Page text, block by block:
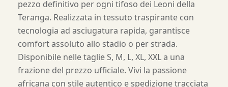
pezzo definitivo per ogni tifoso dei Leoni della
Teranga. Realizzata in tessuto traspirante con
tecnologia ad asciugatura rapida, garantisce
comfort assoluto allo stadio o per strada.
Disponibile nelle taglie S, M, L, XL, XXL a una
frazione del prezzo ufficiale. Vivi la passione
africana con stile autentico e spedizione tracciata